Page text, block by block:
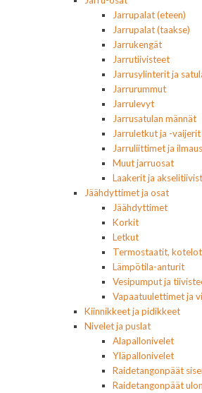
Jarrupalat (eteen)
Jarrupalat (taakse)
Jarrukengät
Jarrutiivisteet
Jarrusylinterit ja
Jarrurummut
Jarrulevyt
Jarrusatulan männät
Jarruletkut ja -vaijerit
Jarruliittimet ja
Muut jarruosat
Laakerit ja
Jäähdyttimet ja osat
Jäähdyttimet
Korkit
Letkut
Termostaatit,
Lämpötila-anturit
Vesipumput ja
Vapaatuulettimet ja
Kiinnikkeet ja pidikkeet
Nivelet ja puslat
Alapallonivelet
Yläpallonivelet
Raidetangonpäät
Raidetangonpäät